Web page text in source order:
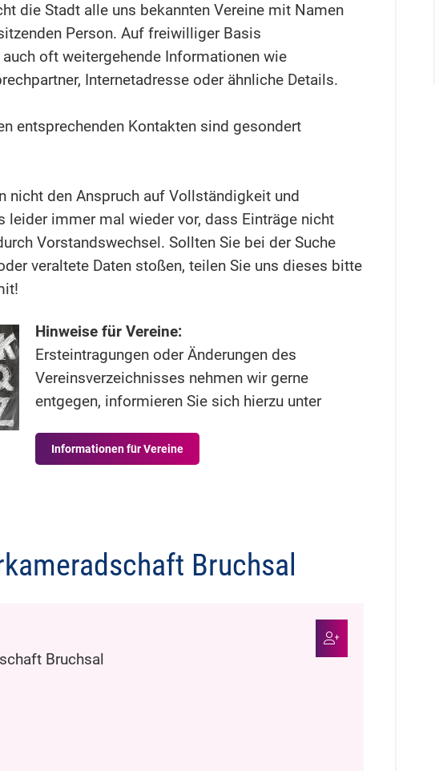
die Stadt alle uns bekannten Vereine mit Namen
Person. Auf freiwilliger Basis
oft weitergehende Informationen wie
Internetadresse oder ähnliche Details.
entsprechenden Kontakten sind gesondert
nicht den Anspruch auf Vollständigkeit und
leider immer mal wieder vor, dass Einträge nicht
Vorstandswechsel. Sollten Sie bei der Suche
veraltete Daten stoßen, teilen Sie uns dieses bitte
Hinweise für Vereine:
Ersteintragungen oder Änderungen des
Vereinsverzeichnisses nehmen wir gerne
entgegen, informieren Sie sich hierzu unter
Informationen für Vereine
Bruchsal
Bruchsal